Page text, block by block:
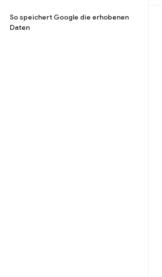
So speichert Google die erhobenen
Daten